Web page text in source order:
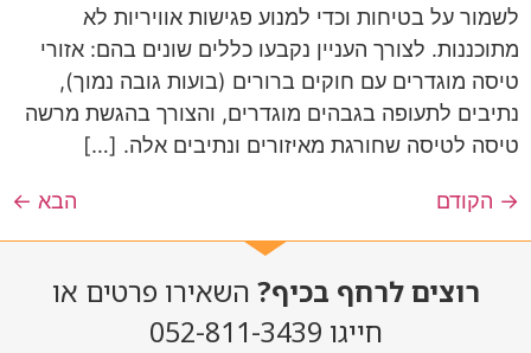
לשמור על בטיחות וכדי למנוע פגישות אוויריות לא
מתוכננות. לצורך העניין נקבעו כללים שונים בהם: אזורי
טיסה מוגדרים עם חוקים ברורים (בועות גובה נמוך),
נתיבים לתעופה בגבהים מוגדרים, והצורך בהגשת מרשה
טיסה לטיסה שחורגת מאיזורים ונתיבים אלה. […]
→ הקודם הבא ←
רוצים לרחף בכיף? השאירו פרטים או
חייגו 052-811-3439